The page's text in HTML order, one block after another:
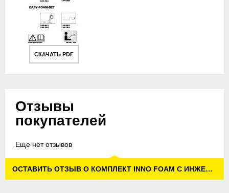
СКАЧАТЬ PDF
Отзывы
покупателей
Еще нет отзывов
ОСТАВИТЬ ОТЗЫВ О КОМПЛЕКТ INNO FOAM С ИНЖЕКТОРОМ ДЛЯ ЧИСТЯЩЕГО СРЕДСТВА